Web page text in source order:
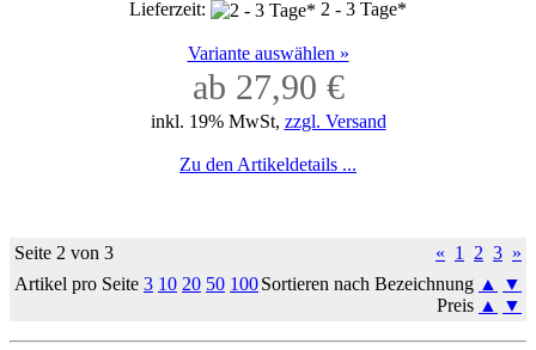
Lieferzeit:
2 - 3 Tage*
Variante auswählen »
ab 27,90 €
inkl. 19% MwSt, zzgl. Versand
Zu den Artikeldetails ...
Seite 2 von 3 « 1 2 3 »
Artikel pro Seite 3 10 20 50 100Sortieren nach Bezeichnung ▲
▼
Preis ▲ ▼